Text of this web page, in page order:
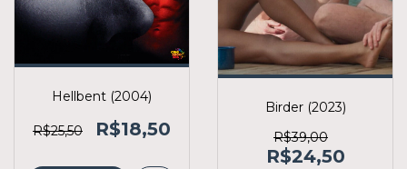
Hellbent (2004)
R$25,50 R$18,50
Birder (2023)
R$39,00
R$24,50